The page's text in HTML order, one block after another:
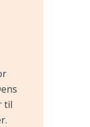
til